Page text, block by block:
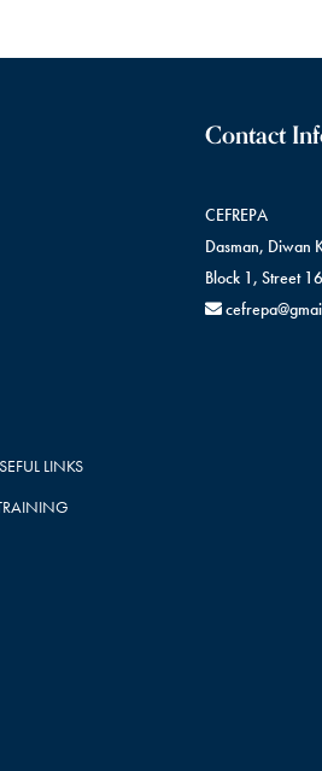
LINKS
Contact
CEFREPA
Dasman, Diwan
Block 1, Street